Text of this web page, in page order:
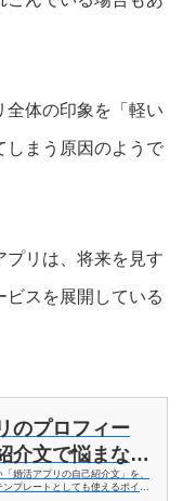
全体の印象を「軽い
しまう原因のようで
プリは、将来を見す
ビスを展開している
のプロフィー
介文で悩まな
簡単テクニック
「婚活アプリの自己紹介文」を、
プレートとしても使えるポイン